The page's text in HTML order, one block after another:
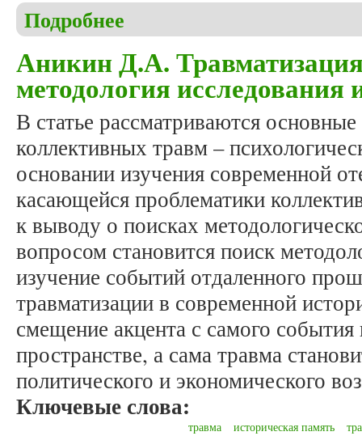
Подробнее
Аникин Д.А.
методология
В статье рассматриваются
коллективных травм –
основании изучения современной
касающейся проблематики
к выводу о поисках
вопросом становится поиск
изучение событий отдаленного
травматизации в современной
смещение акцента с самого
пространстве, а сама травма
политического и экономического
Ключевые слова:
травма историческая память